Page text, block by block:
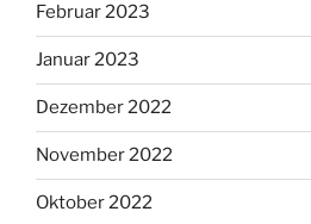
Februar 2023
Januar 2023
Dezember 2022
November 2022
Oktober 2022